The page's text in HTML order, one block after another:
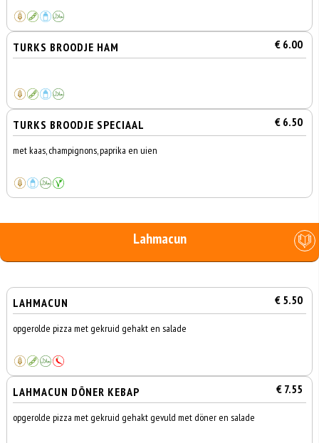
TURKS BROODJE HAM € 6.00
TURKS BROODJE SPECIAAL € 6.50
met kaas, champignons, paprika en uien
Lahmacun
LAHMACUN € 5.50
opgerolde pizza met gekruid gehakt en salade
LAHMACUN DÖNER KEBAP € 7.55
opgerolde pizza met gekruid gehakt gevuld met döner en salade